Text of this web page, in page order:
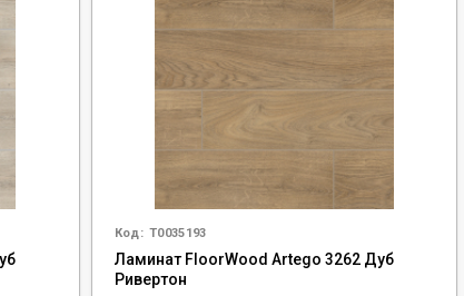
Код: Т0035193
Ламинат FloorWood Artego 3262 Дуб
Ривертон